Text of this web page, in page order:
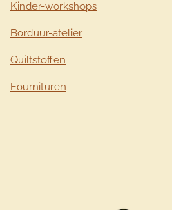
Kinder-workshops
Borduur-atelier
Quiltstoffen
Fournituren